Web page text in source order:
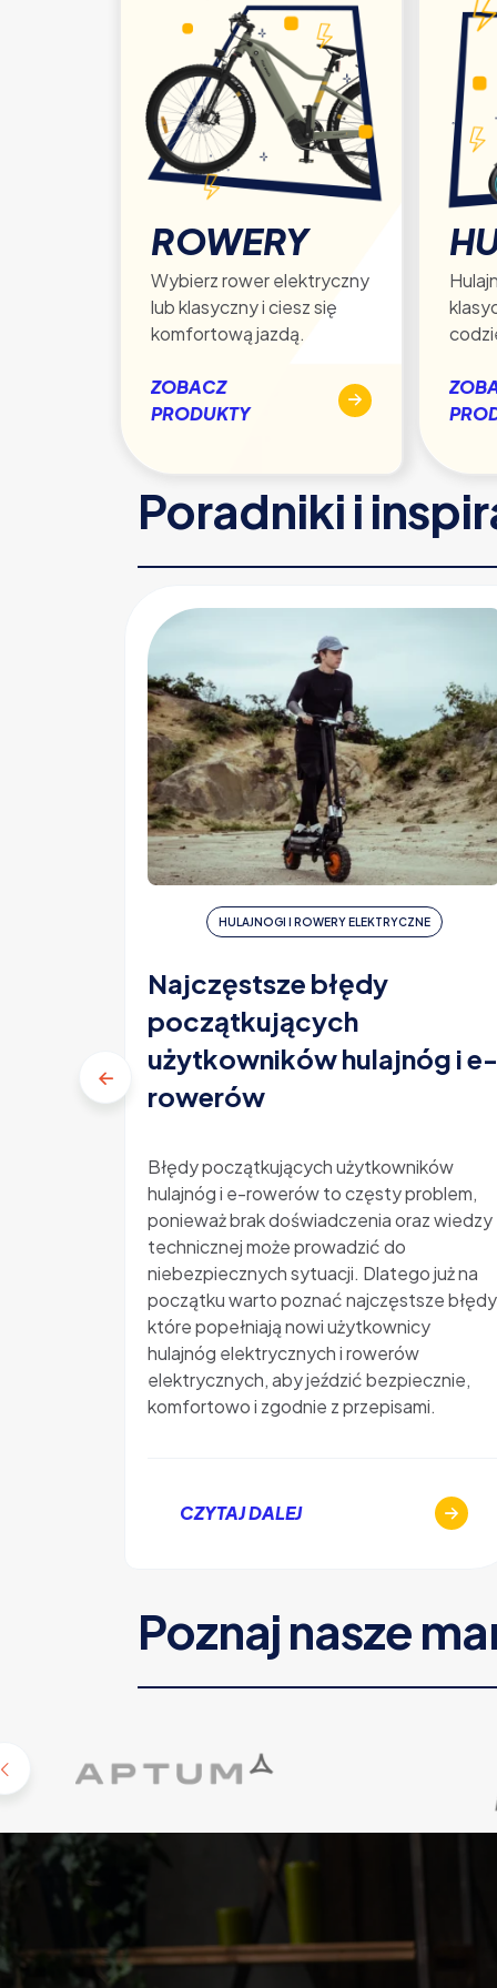
ROWERY
Wybierz rower elektryczny
lub klasyczny i ciesz się
komfortową jazdą.
ZOBACZ
PRODUKTY
Poradniki i
HULAJNOGI I ROWERY ELEKTRYCZNE
Najczęstsze błędy
początkujących
użytkowników hulajnóg i e-
rowerów
Błędy początkujących użytkowników
hulajnóg i e-rowerów to częsty problem,
ponieważ brak doświadczenia oraz wiedzy
technicznej może prowadzić do
niebezpiecznych sytuacji. Dlatego już na
początku warto poznać najczęstsze
które popełniają nowi użytkownicy
hulajnóg elektrycznych i rowerów
elektrycznych, aby jeździć bezpiecznie,
komfortowo i zgodnie z przepisami.
CZYTAJ DALEJ
Poznaj nasze